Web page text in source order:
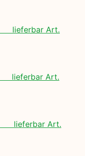
lieferbar Art.
lieferbar Art.
lieferbar Art.